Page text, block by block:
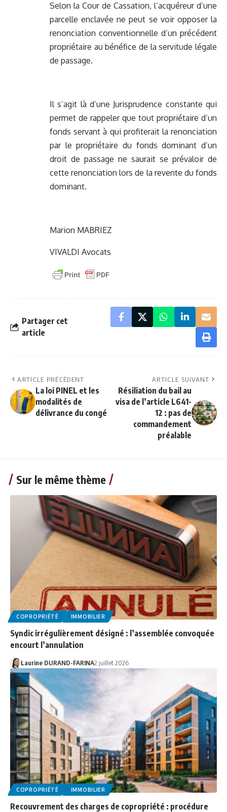
Selon la Cour de Cassation, l’acquéreur d’une
parcelle enclavée ne peut se voir opposer la
renonciation conventionnelle d’un précédent
propriétaire au bénéfice de la servitude légale
de passage.
Il s’agit là d’une Jurisprudence constante qui
permet de rappeler que tout propriétaire d’un
fonds servant à qui profiterait la renonciation
par le propriétaire du fonds dominant d’un
droit de passage ne saurait se prévaloir de
cette renonciation lors de la revente du fonds
dominant.
Marion MABRIEZ
VIVALDI Avocats
Partager cet
article
ARTICLE PRÉCÉDENT
La loi PINEL et les
modalités de
délivrance du congé
ARTICLE SUIVANT
Résiliation du bail au
visa de l’article L641-
12 : pas de
commandement
préalable
Sur le même thème
COPROPRIÉTÉ IMMOBILIER
Syndic irrégulièrement désigné : l’assemblée convoquée
encourt l’annulation
Laurine DURAND-FARINA2 juillet 2026
COPROPRIÉTÉ IMMOBILIER
Recouvrement des charges de copropriété : procédure